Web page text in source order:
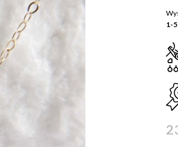
1-